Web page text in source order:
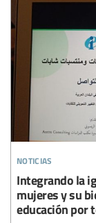
noticias
Integrando la
mujeres y su
educación por